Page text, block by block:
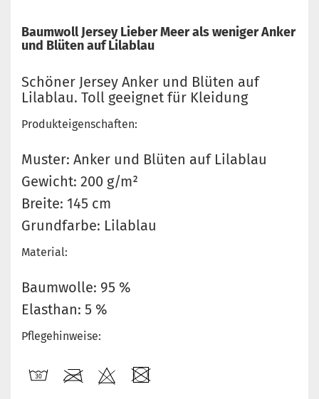
Baumwoll Jersey Lieber Meer als weniger Anker
und Blüten auf Lilablau
Schöner Jersey Anker und Blüten auf
Lilablau. Toll geeignet für Kleidung
Produkteigenschaften:
Muster: Anker und Blüten auf Lilablau
Gewicht: 200 g/m²
Breite: 145 cm
Grundfarbe: Lilablau
Material:
Baumwolle: 95 %
Elasthan: 5 %
Pflegehinweise: